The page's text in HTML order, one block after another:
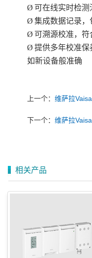
Ø 可在线实时检
Ø 集成数据记录
Ø 可溯源校准，符
Ø 提供多年校准
如新设备般准确
上一个： 维萨拉
下一个： 维萨拉
相关产品